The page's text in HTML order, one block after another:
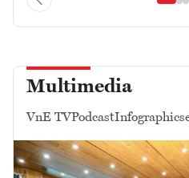
Multimedia
VnE TVPodcastInfographics